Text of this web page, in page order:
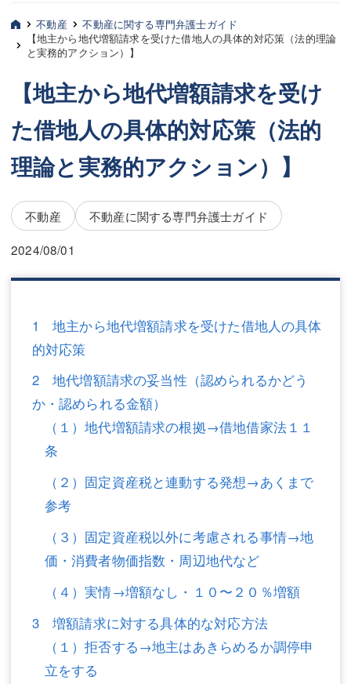
みずほ中央の特長・形式編
弁護士紹介
三平 聡史
酒井 博之
坂本 陽一
三平 隆史
吉元 優仁
弁護士費用
不動産
相続・遺言
離婚（夫婦間トラブル）
企業法務
労働問題（解雇，残業等）
交通事故
不動産登記
商業登記
調査・書面作成
みずほ中央の特長・形式編
弁護士紹介
三平 聡史
酒井 博之
坂本 陽一
三平 隆史
吉元 優仁
不動産
相続・遺言
離婚（夫婦間トラブル）
企業法務
労働問題（解雇，残業等）
刑事弁護
不動産登記
商業登記
調査・書面作成
債務整理
不動産
不動産に関する専門弁護士ガイド
【地主から地代増額請求を受けた借地人の具体的対応策（法的理論
と実務的アクション）】
【地主から地代増額請求を受け
た借地人の具体的対応策（法的
理論と実務的アクション）】
不動産
不動産に関する専門弁護士ガイド
2024/08/01
1 地主から地代増額請求を受けた借地人の具体
的対応策
2 地代増額請求の妥当性（認められるかどう
か・認められる金額）
（１）地代増額請求の根拠→借地借家法１１
条
（２）固定資産税と連動する発想→あくまで
参考
（３）固定資産税以外に考慮される事情→地
価・消費者物価指数・周辺地代など
（４）実情→増額なし・１０〜２０％増額
3 増額請求に対する具体的な対応方法
（１）拒否する→地主はあきらめるか調停申
立をする